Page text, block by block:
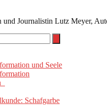
Journalistin Lutz Meyer,
und Seele
Schafgarbe